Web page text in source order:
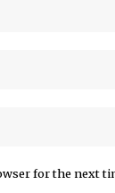
for the next